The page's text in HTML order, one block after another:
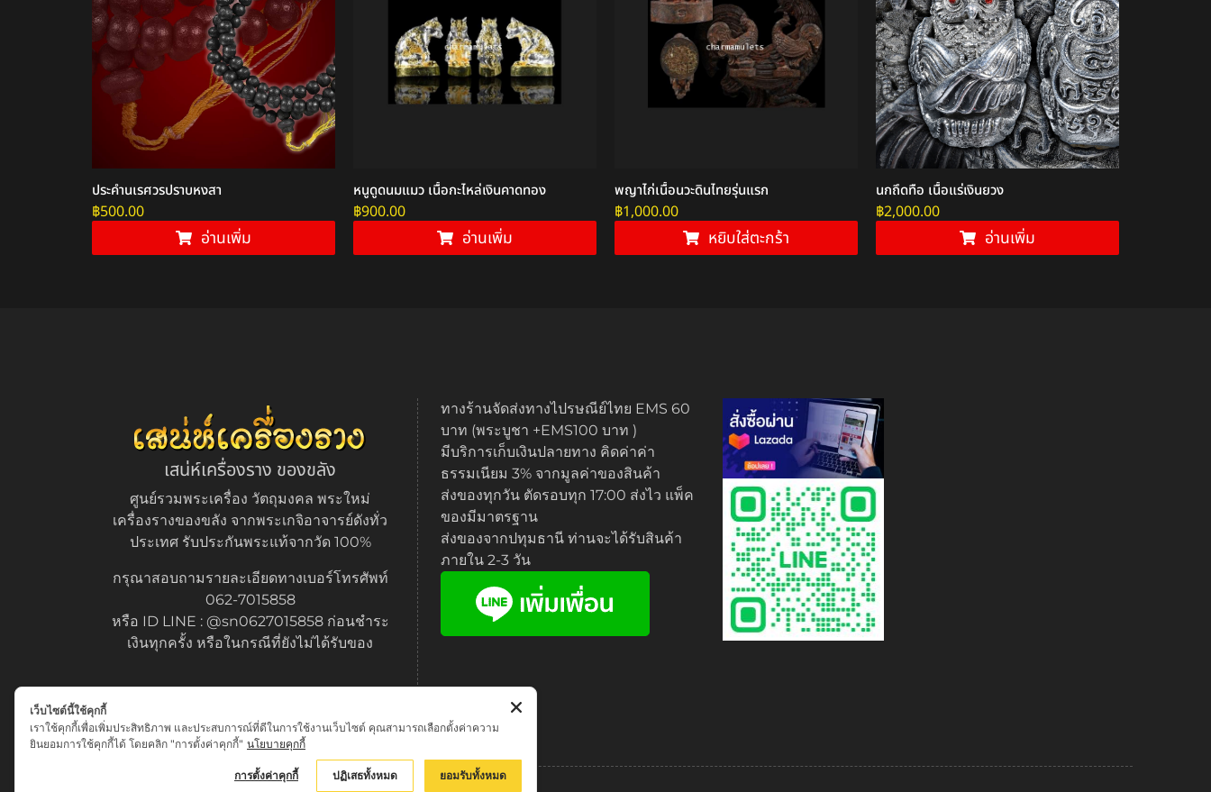
ประคำนเรศวรปราบหงสา
฿500.00
อ่านเพิ่ม
หนูดูดนมแมว เนื้อกะไหล่เงินคาดทอง
฿900.00
อ่านเพิ่ม
พญาไก่เนื้อนวะดินไทยรุ่นแรก
฿1,000.00
หยิบใส่ตะกร้า
นกถึดทือ เนื้อแร่เงินยวง
฿2,000.00
อ่านเพิ่ม
เสน่ห์เครื่องราง ของขลัง
ศูนย์รวมพระเครื่อง วัตถุมงคล พระใหม่
เครื่องรางของขลัง จากพระเกจิอาจารย์ดังทั่ว
ประเทศ รับประกันพระแท้จากวัด 100%
กรุณาสอบถามรายละเอียดทางเบอร์โทรศัพท์
062-7015858
หรือ ID LINE : @sn0627015858 ก่อนชำระ
เงินทุกครั้ง หรือในกรณีที่ยังไม่ได้รับของ
ทางร้านจัดส่งทางไปรษณีย์ไทย EMS 60
บาท (พระบูชา +EMS100 บาท )
มีบริการเก็บเงินปลายทาง คิดค่าค่า
ธรรมเนียม 3% จากมูลค่าของสินค้า
ส่งของทุกวัน ตัดรอบทุก 17:00 ส่งไว แพ็ค
ของมีมาตรฐาน
ส่งของจากปทุมธานี ท่านจะได้รับสินค้า
ภายใน 2-3 วัน
© เสน่ห์เครื่องราง.com. All rights reserved.Privacy Policy
เว็บไซต์นี้ใช้คุกกี้
เราใช้คุกกี้เพื่อเพิ่มประสิทธิภาพ และประสบการณ์ที่ดีในการใช้งานเว็บไซต์ คุณสามารถเลือกตั้งค่าความ
ยินยอมการใช้คุกกี้ได้ โดยคลิก "การตั้งค่าคุกกี้" นโยบายคุกกี้
ปฏิเสธทั้งหมด ยอมรับทั้งหมด
การตั้งค่าคุกกี้